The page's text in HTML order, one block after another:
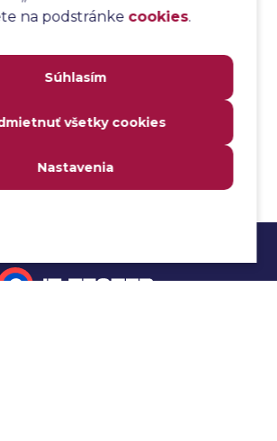
stránok a inventár meraní
na podstránke cookies.
Súhlasím
všetky cookies
Nastavenia